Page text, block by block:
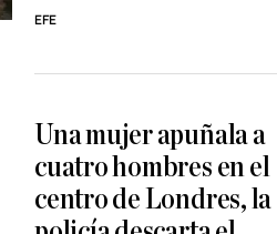
EFE
Una mujer apuñala a
cuatro hombres en el
centro de Londres, la